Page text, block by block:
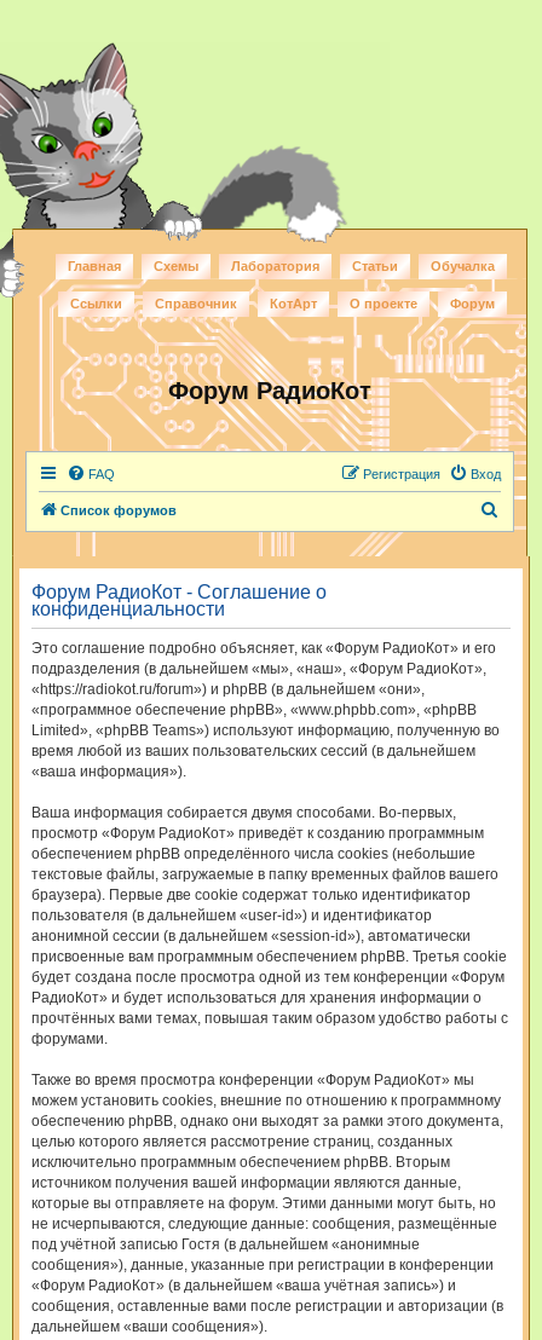
Главная Схемы Лаборатория Статьи Обучалка
Ссылки Справочник КотАрт О проекте Форум
Форум РадиоКот
FAQ Вход
Регистрация
Список форумов
и
к
Форум РадиоКот - Соглашение о
конфиденциальности
Это соглашение подробно объясняет, как «Форум РадиоКот» и его
подразделения (в дальнейшем «мы», «наш», «Форум РадиоКот»,
«https://radiokot.ru/forum») и phpBB (в дальнейшем «они»,
«программное обеспечение phpBB», «www.phpbb.com», «phpBB
Limited», «phpBB Teams») используют информацию, полученную во
время любой из ваших пользовательских сессий (в дальнейшем
«ваша информация»).
Ваша информация собирается двумя способами. Во-первых,
просмотр «Форум РадиоКот» приведёт к созданию программным
обеспечением phpBB определённого числа cookies (небольшие
текстовые файлы, загружаемые в папку временных файлов вашего
браузера). Первые две cookie содержат только идентификатор
пользователя (в дальнейшем «user-id») и идентификатор
анонимной сессии (в дальнейшем «session-id»), автоматически
присвоенные вам программным обеспечением phpBB. Третья cookie
будет создана после просмотра одной из тем конференции «Форум
РадиоКот» и будет использоваться для хранения информации о
прочтённых вами темах, повышая таким образом удобство работы с
форумами.
Также во время просмотра конференции «Форум РадиоКот» мы
можем установить cookies, внешние по отношению к программному
обеспечению phpBB, однако они выходят за рамки этого документа,
целью которого является рассмотрение страниц, созданных
исключительно программным обеспечением phpBB. Вторым
источником получения вашей информации являются данные,
которые вы отправляете на форум. Этими данными могут быть, но
не исчерпываются, следующие данные: сообщения, размещённые
под учётной записью Гостя (в дальнейшем «анонимные
сообщения»), данные, указанные при регистрации в конференции
«Форум РадиоКот» (в дальнейшем «ваша учётная запись») и
сообщения, оставленные вами после регистрации и авторизации (в
дальнейшем «ваши сообщения»).